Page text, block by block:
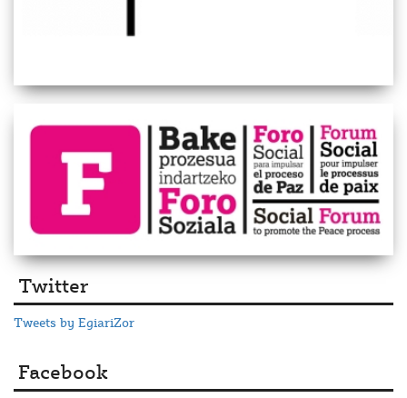
Twitter
Tweets by EgiariZor
Facebook